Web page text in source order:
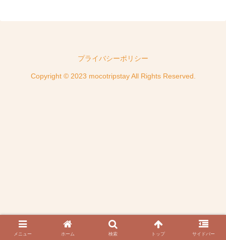
プライバシーポリシー
Copyright © 2023 mocotripstay All Rights Reserved.
メニュー ホーム 検索 トップ サイドバー